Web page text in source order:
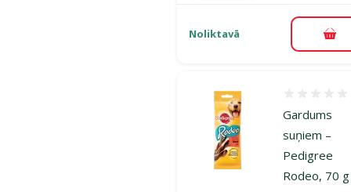
Noliktavā
Gardums
suņiem –
Pedigree
Rodeo, 70 g